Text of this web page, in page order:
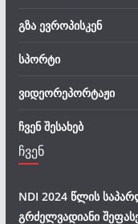
გზა ევროპისკენ
სპორტი
ვიდეორეპორტაჟი
ჩვენ შესახებ
ჩვენ
NDI 2024 წლის
გრძელვადიანი